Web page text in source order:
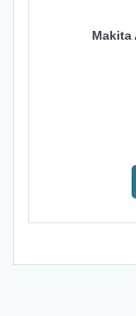
Makita